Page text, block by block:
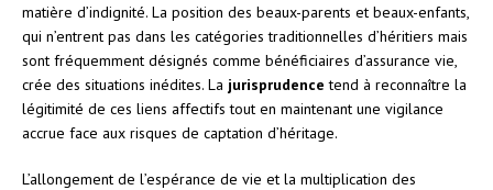
matière d’indignité. La position des beaux-parents et beaux-enfants,
qui n’entrent pas dans les catégories traditionnelles d’héritiers mais
sont fréquemment désignés comme bénéficiaires d’assurance vie,
crée des situations inédites. La jurisprudence tend à reconnaître la
légitimité de ces liens affectifs tout en maintenant une vigilance
accrue face aux risques de captation d’héritage.
L’allongement de l’espérance de vie et la multiplication des